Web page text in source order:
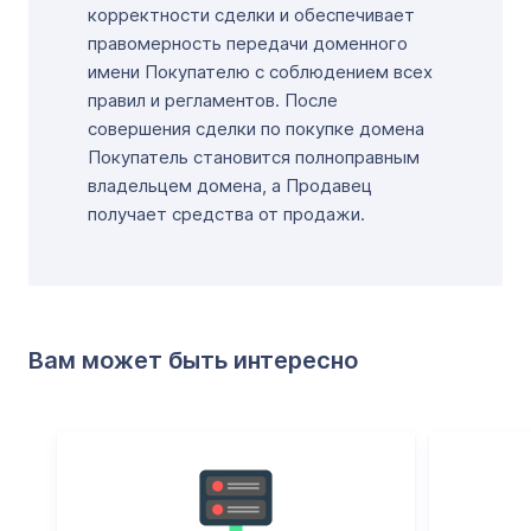
корректности сделки и обеспечивает
правомерность передачи доменного
имени Покупателю с соблюдением всех
правил и регламентов. После
совершения сделки по покупке домена
Покупатель становится полноправным
владельцем домена, а Продавец
получает средства от продажи.
Вам может быть интересно